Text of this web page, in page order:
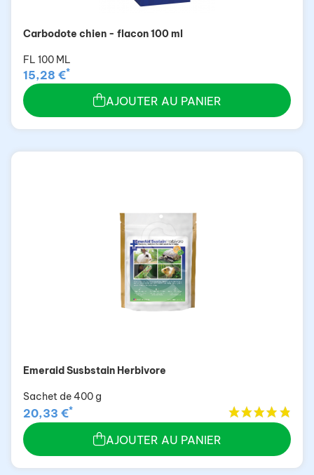
Carbodote chien - flacon 100 ml
FL 100 ML
15,28 €*
AJOUTER AU PANIER
Emeraid Susbstain Herbivore
Sachet de 400 g
20,33 €*
AJOUTER AU PANIER